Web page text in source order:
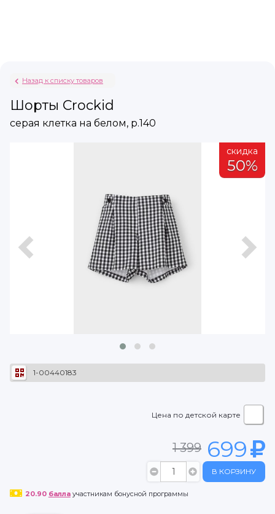
Назад к списку товаров
Шорты Crockid
серая клетка на белом, р.140
скидка
50%
1-00440183
Цена по детской карте
1 399 699
В КОРЗИНУ
20.90 баллаучастникам бонусной программы